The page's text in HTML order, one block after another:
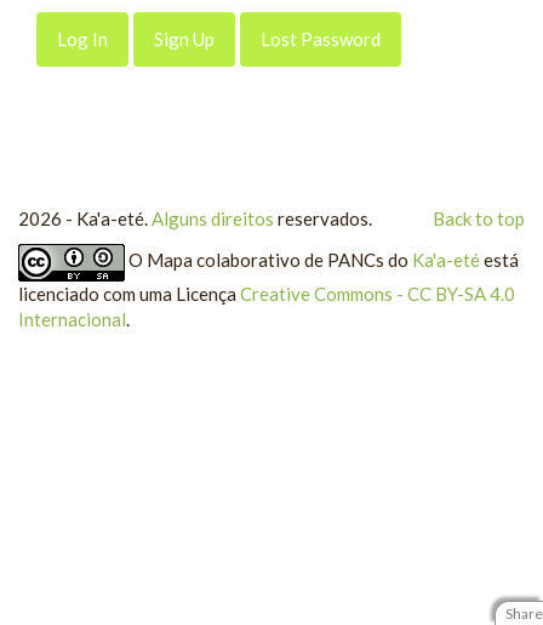
Sign Up Lost Password
Back to top
2026 - Ka'a-eté. Alguns direitos reservados.
O Mapa colaborativo de PANCs do Ka'a-etéestá
licenciado com uma Licença Creative Commons - CC BY-SA 4.0
Internacional.
Share